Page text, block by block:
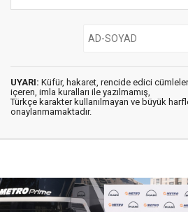
UYARI: Küfür, hakaret, rencide edici
içeren, imla kuralları ile yazılmamış,
Türkçe karakter kullanılmayan ve büyük
onaylanmamaktadır.